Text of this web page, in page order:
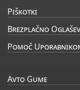
Piškotki
Brezplačno
Pomoč
Avto Gume